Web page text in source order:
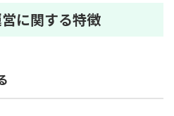
に関する特徴